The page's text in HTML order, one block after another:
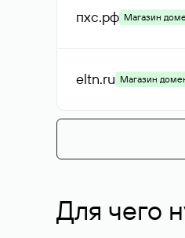
пхс.рф Магазин
eltn.ru Магазин
Для чего